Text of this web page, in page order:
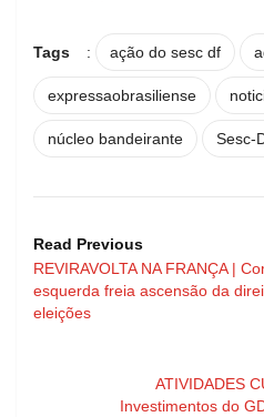
Tags : ação do sesc df
expressaobrasiliense
núcleo bandeirante Sesc-
Read Previous
REVIRAVOLTA NA FRANÇA |
esquerda freia ascensão da
eleições
ATIVIDADES
Investimentos do